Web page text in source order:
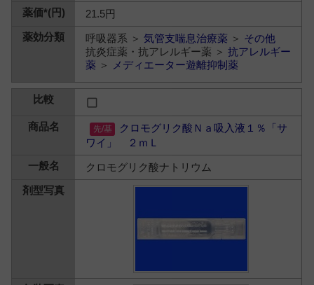
21.5円
呼吸器系 ＞気管支喘息治療薬 ＞ その他
抗炎症薬・抗アレルギー薬 ＞抗アレルギー
薬 ＞ メディエーター遊離抑制薬
クロモグリク酸Ｎａ吸入液１％「サ
ワイ」 ２ｍＬ
クロモグリク酸ナトリウム